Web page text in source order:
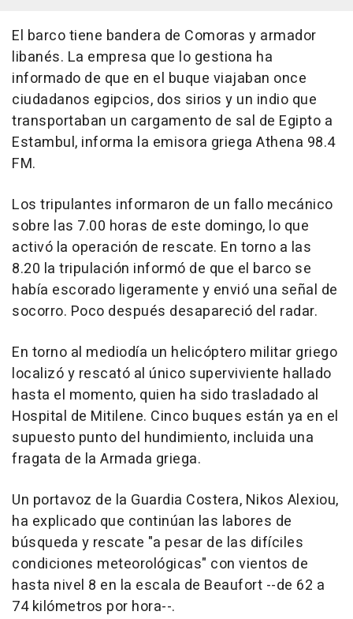
El barco tiene bandera de Comoras y armador
libanés. La empresa que lo gestiona ha
informado de que en el buque viajaban once
ciudadanos egipcios, dos sirios y un indio que
transportaban un cargamento de sal de Egipto a
Estambul, informa la emisora griega Athena 98.4
FM.
Los tripulantes informaron de un fallo mecánico
sobre las 7.00 horas de este domingo, lo que
activó la operación de rescate. En torno a las
8.20 la tripulación informó de que el barco se
había escorado ligeramente y envió una señal de
socorro. Poco después desapareció del radar.
En torno al mediodía un helicóptero militar griego
localizó y rescató al único superviviente hallado
hasta el momento, quien ha sido trasladado al
Hospital de Mitilene. Cinco buques están ya en el
supuesto punto del hundimiento, incluida una
fragata de la Armada griega.
Un portavoz de la Guardia Costera, Nikos Alexiou,
ha explicado que continúan las labores de
búsqueda y rescate "a pesar de las difíciles
condiciones meteorológicas" con vientos de
hasta nivel 8 en la escala de Beaufort --de 62 a
74 kilómetros por hora--.